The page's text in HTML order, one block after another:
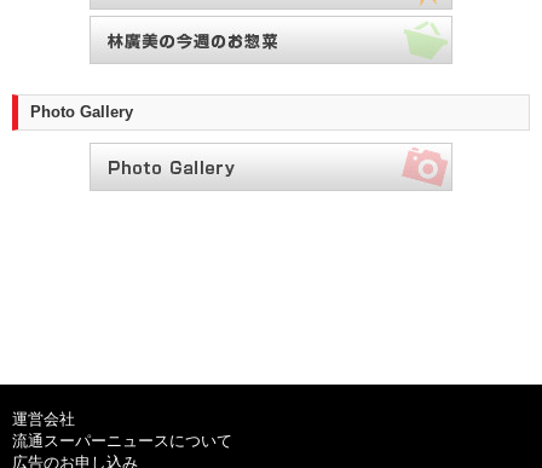
Photo Gallery
運営会社
流通スーパーニュースについて
広告のお申し込み